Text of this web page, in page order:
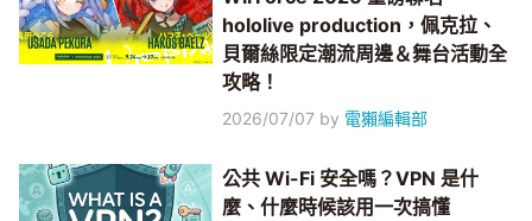
hololive production，佩克拉、
貝爾絲限定潮流周邊＆舞台活動全
攻略！
2026/07/07 by 電獺編輯部
公共 Wi-Fi 安全嗎？VPN 是什
麼、什麼時候該用一次搞懂